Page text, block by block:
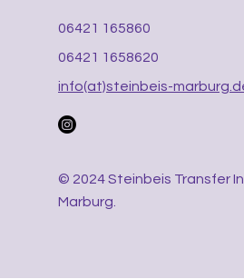
06421 165860
06421 1658620
info(at)steinbeis-
© 2024 Steinbeis Transfer
Marburg.